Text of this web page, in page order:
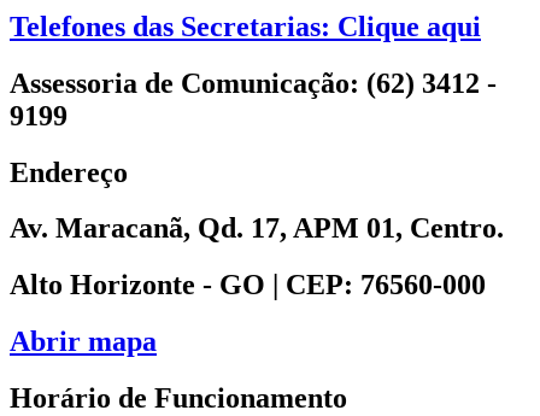
Telefones das Secretarias: Clique aqui
Assessoria de Comunicação: (62) 3412 -
9199
Endereço
Av. Maracanã, Qd. 17, APM 01, Centro.
Alto Horizonte - GO | CEP: 76560-000
Abrir mapa
Horário de Funcionamento